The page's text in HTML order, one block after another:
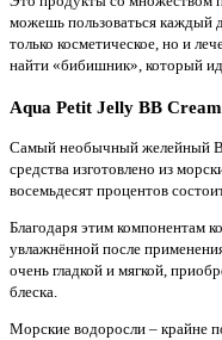
можешь пользоваться
только косметическое, но и
найти «бибишник», который
Aqua Petit Jelly BB Cream
Самый необычный желейный
средства изготовлено из
восемьдесят процентов
Благодаря этим компонентам
увлажнённой после
очень гладкой и мягкой,
блеска.
Морские водоросли – крайне